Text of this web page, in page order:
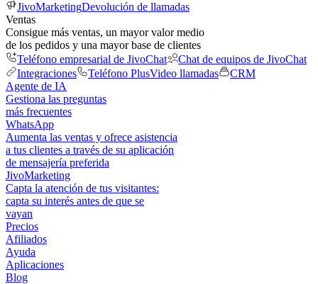
JivoMarketingDevolución de llamadas
Ventas
Consigue más ventas, un mayor valor medio
de los pedidos y una mayor base de clientes
Teléfono empresarial de JivoChat
Chat de equipos de JivoChat
Integraciones
Teléfono PlusVideo llamadas
CRM
Agente de IA
Gestiona las preguntas
más frecuentes
WhatsApp
Aumenta las ventas y ofrece asistencia
a tus clientes a través de su aplicación
de mensajería preferida
JivoMarketing
Capta la atención de tus visitantes:
capta su interés antes de que se
vayan
Precios
Afiliados
Ayuda
Aplicaciones
Blog